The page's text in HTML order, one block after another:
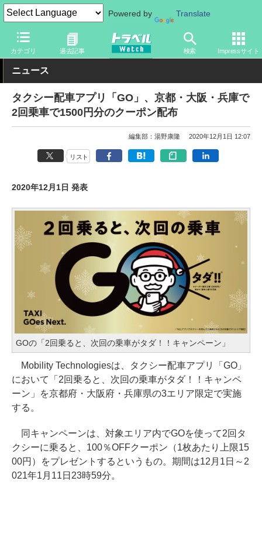
Powered by Translate
カテゴリ 過去記事 検索 Impressサイト
トラベル Watch 旅の方法 クルマ旅
ニュース
タクシー配車アプリ「GO」、京都・大阪・兵庫で
2回乗車で1500円分のクーポン配布
編集部：湯野康隆 2020年12月1日 12:07
リスト
2020年12月1日 発表
GOの「2回乗ると、次回の乗車がタダ！！キャンペーン」
Mobility Technologiesは、タクシー配車アプリ「GO」
において「2回乗ると、次回の乗車がタダ！！キャンペ
ーン」を京都府・大阪府・兵庫県の3エリア限定で実施
する。
同キャンペーンは、対象エリア内でGOを使って2回タ
クシーに乗ると、100％OFFクーポン（1枚あたり上限15
00円）をプレゼントするというもの。期間は12月1日～2
021年1月11日23時59分。